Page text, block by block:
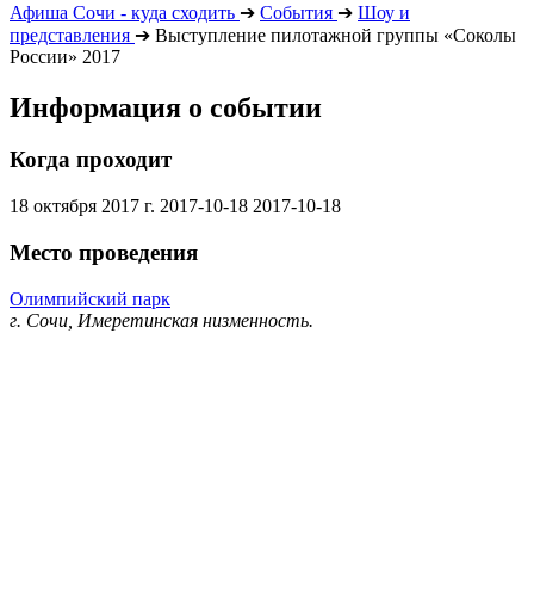
Афиша Сочи - куда сходить ➔ События ➔ Шоу и
представления ➔ Выступление пилотажной группы «Соколы
России» 2017
Информация о событии
Когда проходит
18 октября 2017 г. 2017-10-18 2017-10-18
Место проведения
Олимпийский парк
г. Сочи, Имеретинская низменность.